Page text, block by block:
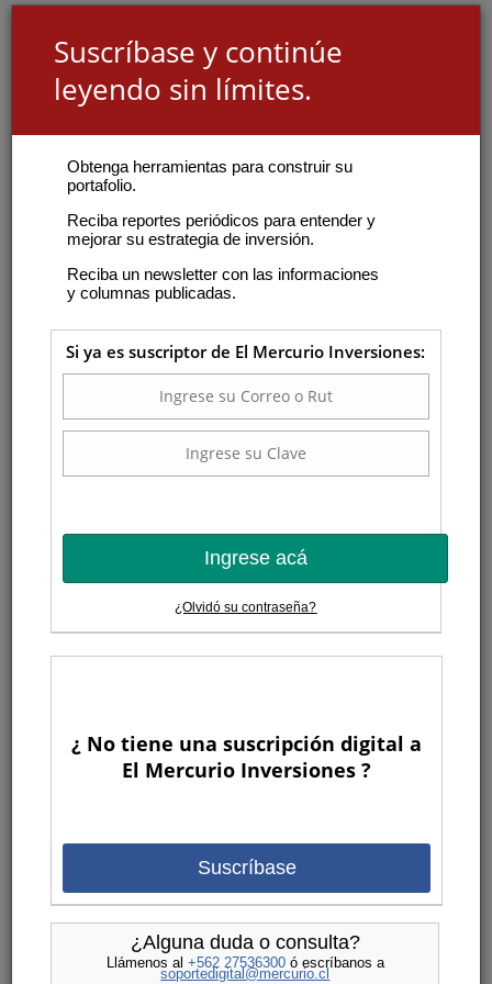
Suscríbase y continúe
leyendo sin límites.
Obtenga herramientas para construir su
portafolio.
Reciba reportes periódicos para entender y
mejorar su estrategia de inversión.
Reciba un newsletter con las informaciones
y columnas publicadas.
Si ya es suscriptor de El Mercurio Inversiones:
Ingrese acá
¿Olvidó su contraseña?
¿ No tiene una suscripción digital a
El Mercurio Inversiones ?
Suscríbase
¿Alguna duda o consulta?
Llámenos al +562 27536300ó escríbanos a
soportedigital@mercurio.cl